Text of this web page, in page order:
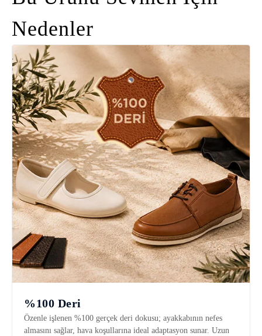
Nedenler
%100 Deri
Özenle işlenen %100 gerçek deri dokusu; ayakkabının nefes
almasını sağlar, hava koşullarına ideal adaptasyon sunar. Uzun